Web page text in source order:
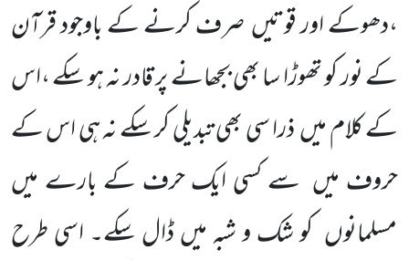
،دھوکے اور قوتیں صرف کرنے کے باوجود قرآن
کے نور کو تھوڑا سا بھی بجھانے پر قادر نہ ہو سکے ،اس
کے کلام میں ذرا سی بھی تبدیلی کر سکے نہ ہی اس کے
حروف میں سے کسی ایک حرف کے بارے میں
مسلمانوں کو شک و شبہ میں ڈال سکے۔ اسی طرح